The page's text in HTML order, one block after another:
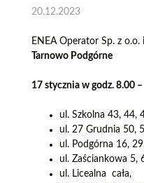
20.12.2023
ENEA Operator Sp. z
Tarnowo Podgórne
17 stycznia w godz. 8.00
ul. Szkolna 43, 44,
ul. 27 Grudnia 50,
ul. Podgórna 16,
ul. Zaściankowa 5,
ul. Licealna cała,